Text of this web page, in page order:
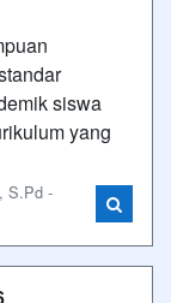
siswa
yang
S.Pd -